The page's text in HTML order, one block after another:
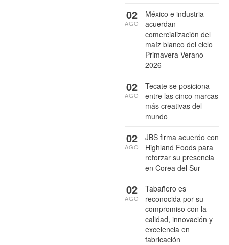
México e industria
acuerdan
comercialización del
maíz blanco del ciclo
Primavera-Verano
2026
02
AGO
Tecate se posiciona
entre las cinco marcas
más creativas del
mundo
02
AGO
JBS firma acuerdo con
Highland Foods para
reforzar su presencia
en Corea del Sur
02
AGO
Tabañero es
reconocida por su
compromiso con la
calidad, innovación y
excelencia en
fabricación
02
AGO